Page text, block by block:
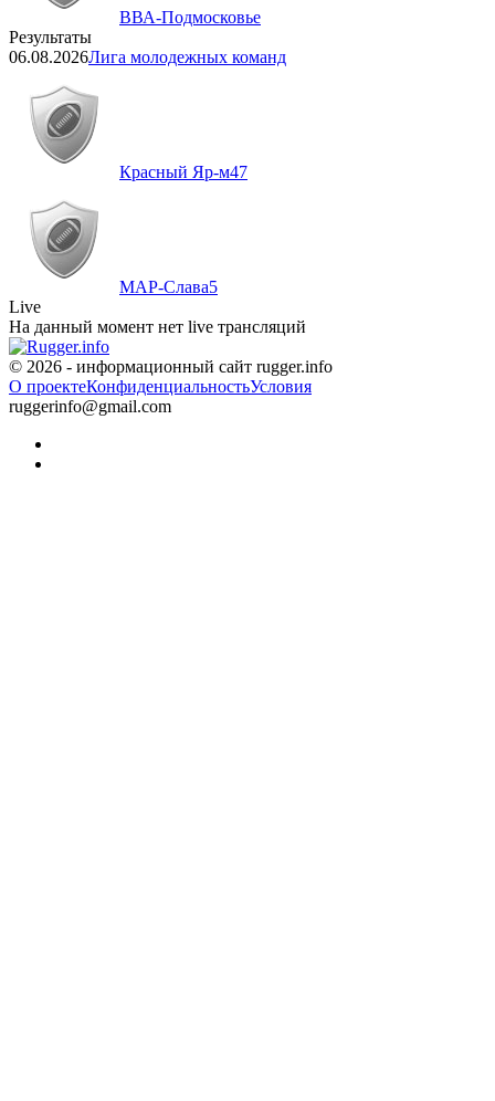
ВВА-Подмосковье
Результаты
06.08.2026Лига молодежных команд
Красный Яр-м47
МАР-Слава5
Live
На данный момент нет live трансляций
© 2026 - информационный сайт rugger.info
О проектеКонфиденциальностьУсловия
ruggerinfo@gmail.com